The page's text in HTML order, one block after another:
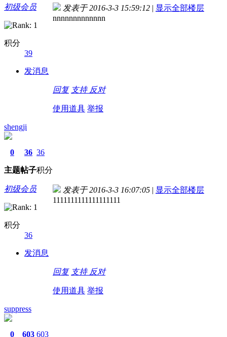
初级会员
积分
39
发消息
发表于 2016-3-3 15:59:12 | 显示全部楼层
nnnnnnnnnnnnn
回复 支持 反对
使用道具 举报
shengji
0
主题
36
帖子
36
积分
初级会员
积分
36
发消息
发表于 2016-3-3 16:07:05 | 显示全部楼层
1111111111111111111
回复 支持 反对
使用道具 举报
suppress
0 603 603